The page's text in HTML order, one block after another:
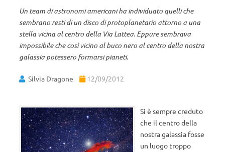
Un team di astronomi americani ha individuato quelli che
sembrano resti di un disco di protoplanetario attorno a una
stella vicina al centro della Via Lattea. Eppure sembrava
impossibile che così vicino al buco nero al centro della nostra
galassia potessero formarsi pianeti.
Silvia Dragone 12/09/2012
Si è sempre creduto
che il centro della
nostra galassia fosse
un luogo troppo